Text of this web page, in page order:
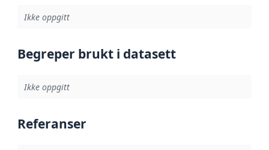
Ikke oppgitt
Begreper brukt i datasett
Ikke oppgitt
Referanser